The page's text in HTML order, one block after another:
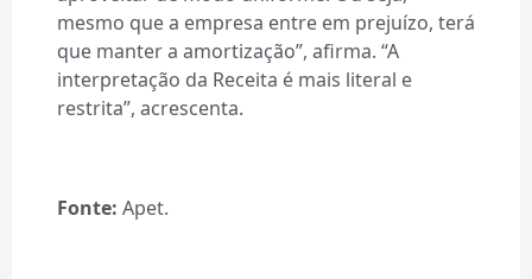
mesmo que a empresa entre em prejuízo, terá
que manter a amortização”, afirma. “A
interpretação da Receita é mais literal e
restrita”, acrescenta.
Fonte: Apet.